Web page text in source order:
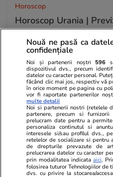
Horoscop
Horoscop Urania |
zodia Leului
Nouă ne pasă ca
confidențiale
Noi și partenerii noștri 596
dispozitivul dvs., precum
datelor cu caracter personal.
făcând clic mai jos, respectiv vă
în orice moment pe pagina cu
vor fi raportate partenerilor
multe detalii
Noi si partenerii nostri (retelele
partenere, precum si
prelucram date pentru a
personaliza continutul si
interesele si/sau profilul dvs.,
retelelor de socializare si pentru
de drepturile prevazute de
prelucrarea datelor cu caracter
prin modalitatea indicataaici.
folosirea tuturor Tehnologiilor de
dvs. cu privire la stocarea/